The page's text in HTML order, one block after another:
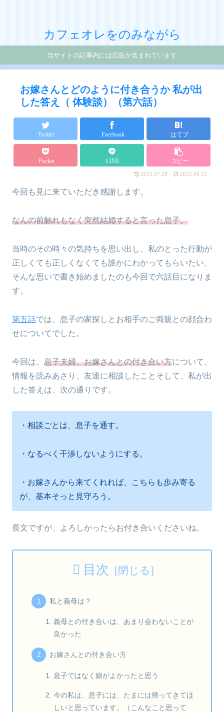
カフェオレをのみながら
当サイトの記事内には広告が含まれています
お嫁さんとどのように付き合うか 私が出
した答え（ 体験談）（第六話）
Twitter Facebook はてブ
Pocket LINE コピー
2023.07.28 2022.06.21
今回も見に来ていただき感謝します。
なんの前触れもなく突然結婚すると言った息子。
当時のその時々の気持ちを思い出し、私のとった行動が
正しくても正しくなくても誰かにわかってもらいたい、
そんな思いで書き始めましたのも今回で六話目になりま
す。
第五話では、息子の家探しとお相手のご両親との顔合わ
せについてでした。
今回は、 息子夫婦、お嫁さんとの付き合い方について、
情報を読みあさり、友達に相談したことそして、私が出
した答えは、次の通りです。
・相談ごとは、息子を通す。
・なるべく干渉しないようにする。
・お嫁さんから来てくれれば、こちらも歩み寄る
が、基本そっと見守ろう。
長文ですが、よろしかったらお付き合いくださいね。
目次
私と義母は？
義母との付き合いは、あまり会わないことが
良かった
お嫁さんとの付き合い方
息子ではなく娘がよかったと思う
今の私は、息子には、たまには帰ってきてほ
しいと思っています。（こんなこと思って